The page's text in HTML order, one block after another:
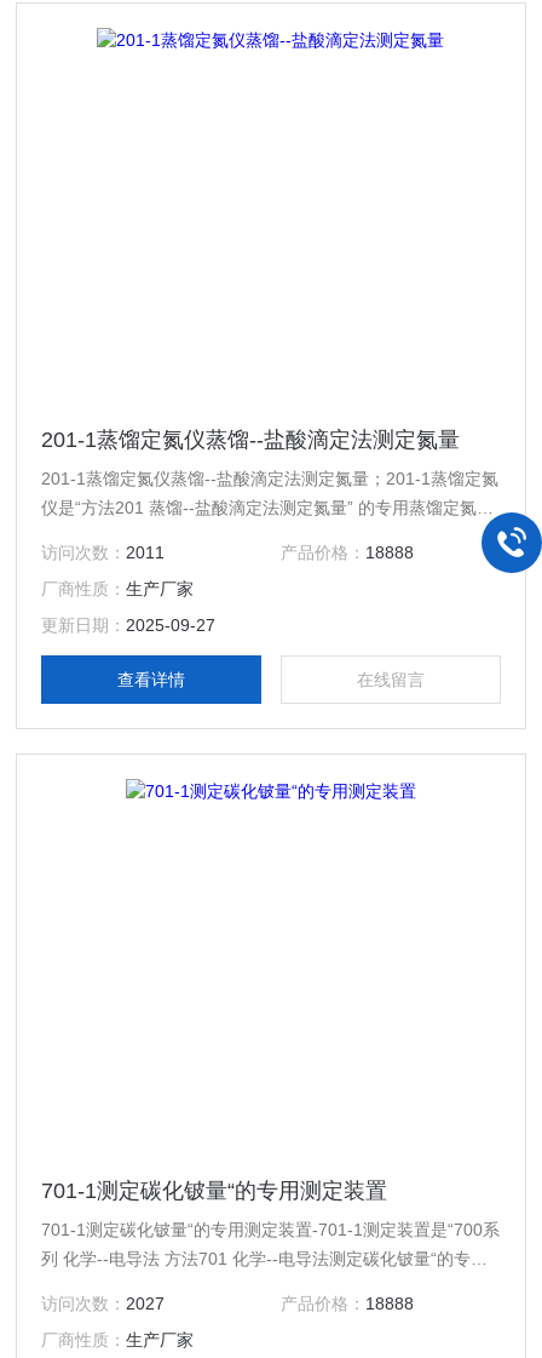
201-1蒸馏定氮仪蒸馏--盐酸滴定法测定氮量
201-1蒸馏定氮仪蒸馏--盐酸滴定法测定氮量；201-1蒸馏定氮
仪是“方法201 蒸馏--盐酸滴定法测定氮量” 的专用蒸馏定氮
仪；整套装置包括250ml锥形瓶一只； 500ml蒸馏瓶一只；蛇
形冷凝管一支；加液漏斗一只；蒸汽入口一个；废液出口一
个；抽水泵一只；
访问次数： 2011 产品价格： 18888
厂商性质：生产厂家
更新日期： 2025-09-27
查看详情 在线留言
701-1测定碳化铍量“的专用测定装置
701-1测定碳化铍量“的专用测定装置-701-1测定装置是“700系
列 化学--电导法 方法701 化学--电导法测定碳化铍量“的专用
液漏斗一个；试料反应器一个；干燥管两个；燃烧瓷管一个；
带温度控制器的卧式电阻炉一台；电导率仪一台；盛试料的容
访问次数： 2027 产品价格： 18888
厂商性质：生产厂家